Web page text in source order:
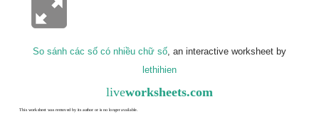
So sánh các số có nhiều chữ số , an interactive worksheet by
lethihien
liveworksheets.com